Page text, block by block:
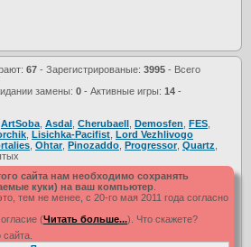
67 - Зарегистрированые: 3995 - Всего
замены: 0 - Активные игры: 14 -
ArtSoba Asdal Cherubaell Demosfen FES
Lisichka-Pacifist Lord Vezhlivogo
Ohtar, Pinozaddo Progressor, Quartz
сайта нам необходимо сохранять
куки) на ваш компьютер
тем не менее, с 20-го мая 2011 года согласно
(Читать больше...). Что скажете?